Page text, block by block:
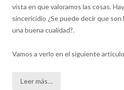
vista en que valoramos las cosas.
sincericidio ¿Se puede decir que
una buena cualidad?.
Vamos a verlo en el siguiente artículo
Leer más…